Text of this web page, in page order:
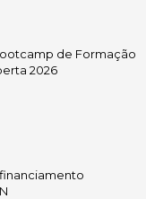
de Formação
2026